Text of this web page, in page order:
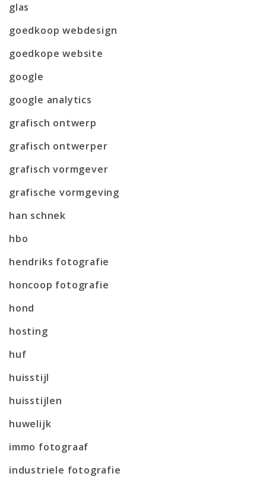
glas
goedkoop webdesign
goedkope website
google
google analytics
grafisch ontwerp
grafisch ontwerper
grafisch vormgever
grafische vormgeving
han schnek
hbo
hendriks fotografie
honcoop fotografie
hond
hosting
huf
huisstijl
huisstijlen
huwelijk
immo fotograaf
industriele fotografie